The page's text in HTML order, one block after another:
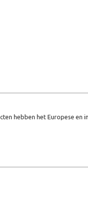
hebben het Europese en